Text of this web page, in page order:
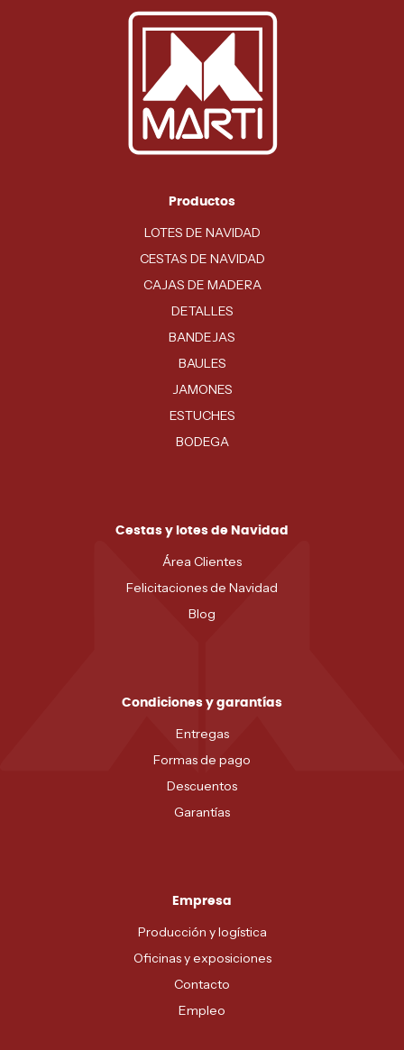
Productos
LOTES DE NAVIDAD
CESTAS DE NAVIDAD
CAJAS DE MADERA
DETALLES
BANDEJAS
BAULES
JAMONES
ESTUCHES
BODEGA
Cestas y lotes de Navidad
Área Clientes
Felicitaciones de Navidad
Blog
Condiciones y garantías
Entregas
Formas de pago
Descuentos
Garantías
Empresa
Producción y logística
Oficinas y exposiciones
Contacto
Empleo